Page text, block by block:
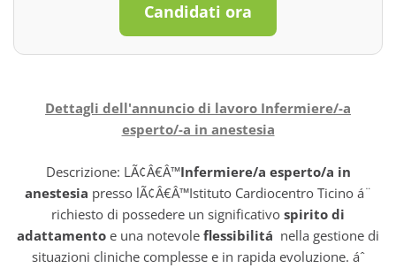
Candidati ora
Dettagli dell'annuncio di lavoro Infermiere/-a
esperto/-a in anestesia
Descrizione: LÃ¢Â€Â™Infermiere/a esperto/a in
anestesia presso lÃ¢Â€Â™Istituto Cardiocentro Ticino á¨
richiesto di possedere un significativo spirito di
adattamento e una notevole flessibilitá nella gestione di
situazioni cliniche complesse e in rapida evoluzione. áˆ